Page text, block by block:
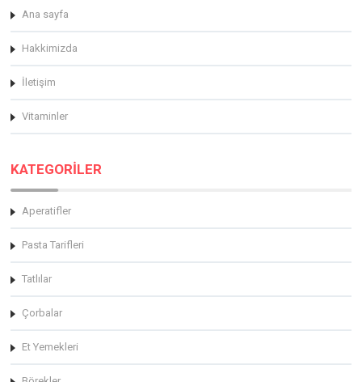
Ana sayfa
Hakkimizda
İletişim
Vitaminler
KATEGORİLER
Aperatifler
Pasta Tarifleri
Tatlılar
Çorbalar
Et Yemekleri